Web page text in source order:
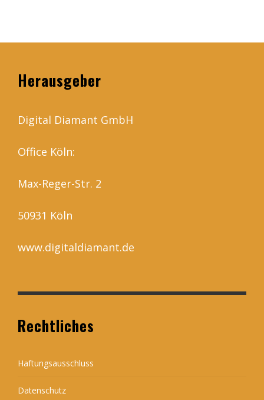
Herausgeber
Digital Diamant GmbH
Office Köln:
Max-Reger-Str. 2
50931 Köln
www.digitaldiamant.de
Rechtliches
Haftungsausschluss
Datenschutz